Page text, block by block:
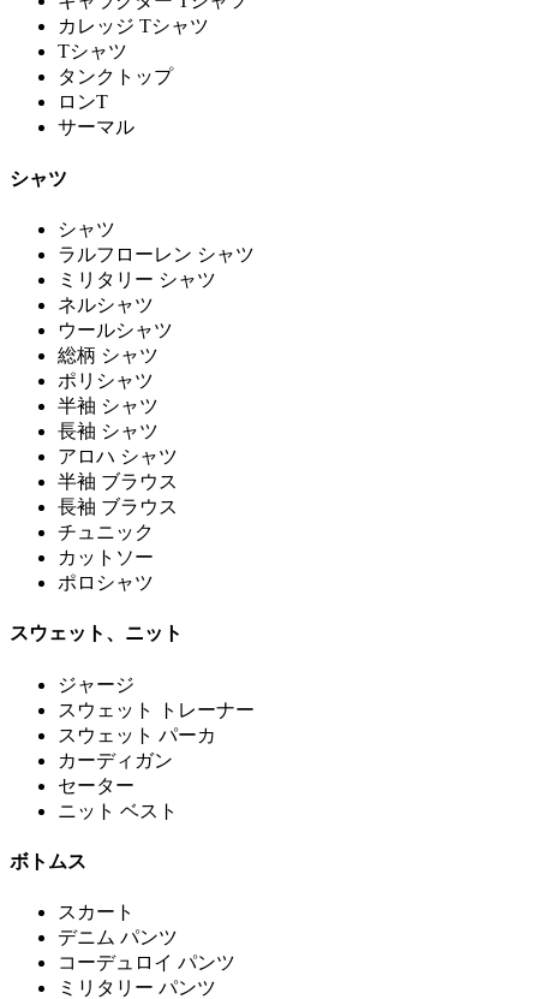
カレッジ Tシャツ
Tシャツ
タンクトップ
ロンT
サーマル
シャツ
シャツ
ラルフローレン シャツ
ミリタリー シャツ
ネルシャツ
ウールシャツ
総柄 シャツ
ポリシャツ
半袖 シャツ
長袖 シャツ
アロハ シャツ
半袖 ブラウス
長袖 ブラウス
チュニック
カットソー
ポロシャツ
スウェット、ニット
ジャージ
スウェット トレーナー
スウェット パーカ
カーディガン
セーター
ニット ベスト
ボトムス
スカート
デニム パンツ
コーデュロイ パンツ
ミリタリー パンツ